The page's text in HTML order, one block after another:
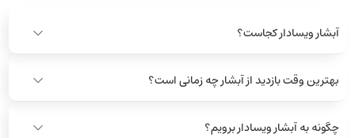
آبشار ویسادار کجاست؟
بهترین وقت بازدید از آبشار چه زمانی است؟
چگونه به آبشار ویسادار برویم؟